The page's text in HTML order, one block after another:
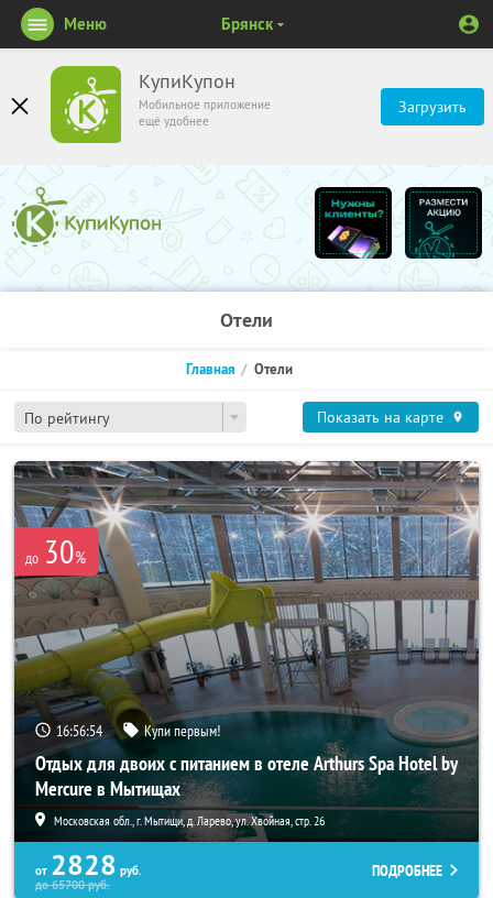
КупиКупон
Мобильное приложение
ещё удобнее
Загрузить
Меню Брянск
Отели
По рейтингу
Главная Отели
Показать на карте
до 30%
16:56:52 Купи первым!
Отдых для двоих с питанием в отеле Arthurs Spa Hotel by
Mercure в Мытищах
Московская обл., г. Мытищи, д. Ларево, ул. Хвойная, стр. 26
от 2828 руб.
до65700руб.
ПОДРОБНЕЕ